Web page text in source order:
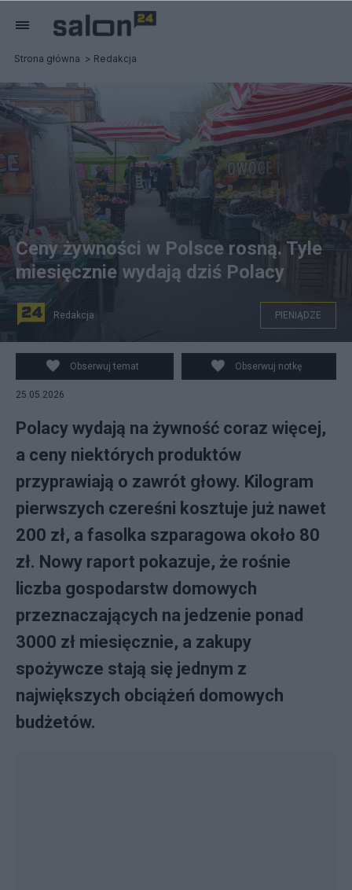
Strona główna Redakcja
Ceny żywności w Polsce rosną. Tyle
miesięcznie wydają dziś Polacy
Redakcja PIENIĄDZE
Obserwuj temat Obserwuj notkę
25.05.2026
Polacy wydają na żywność coraz więcej,
a ceny niektórych produktów
przyprawiają o zawrót głowy. Kilogram
pierwszych czereśni kosztuje już nawet
200 zł, a fasolka szparagowa około 80
zł. Nowy raport pokazuje, że rośnie
liczba gospodarstw domowych
przeznaczających na jedzenie ponad
3000 zł miesięcznie, a zakupy
spożywcze stają się jednym z
największych obciążeń domowych
budżetów.